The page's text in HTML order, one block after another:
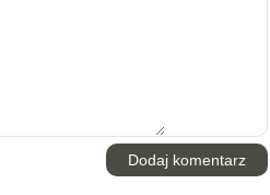
Dodaj komentarz